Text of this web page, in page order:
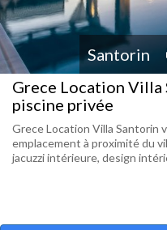
Santorin
Grece Location Villa
piscine privée
Grece Location Villa Santorin
emplacement à proximité du
jacuzzi intérieure, design